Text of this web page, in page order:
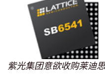
紫光集团意欲收购莱迪思